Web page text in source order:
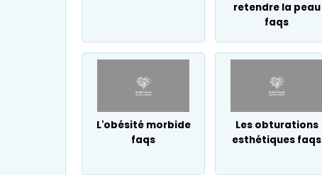
retendre la peau
faqs
L'obésité morbide
faqs
Les obturations
esthétiques faqs